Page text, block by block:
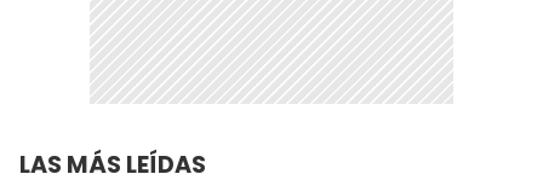
LAS MÁS LEÍDAS